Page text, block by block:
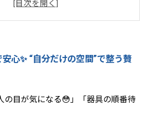
よさが“継続”につながる秘密🌈
”があなたを変える✨Light Body
心✨ “自分だけの空間”で整う贅
の目が気になる😳」「器具の順番待